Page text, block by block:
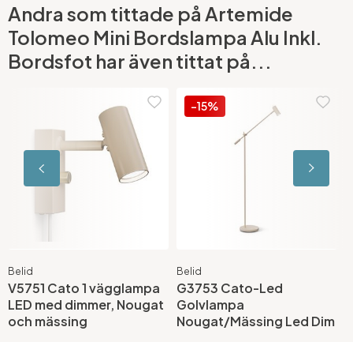
Andra som tittade på Artemide
Tolomeo Mini Bordslampa Alu Inkl.
Bordsfot har även tittat på...
Belid
V5751 Cato 1 vägglampa
LED med dimmer, Nougat
och mässing
-15%
Belid
G3753 Cato-Led
Golvlampa
Nougat/Mässing Led Dim